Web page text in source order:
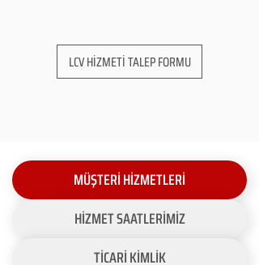
LCV HİZMETİ TALEP FORMU
MÜŞTERİ HİZMETLERİ
HİZMET SAATLERİMİZ
TİCARİ KİMLİK